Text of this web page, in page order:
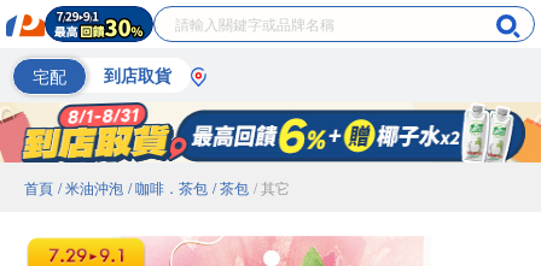
宅配 到店取貨
首頁 / 米油沖泡 / 咖啡．茶包 / 茶包 / 其它